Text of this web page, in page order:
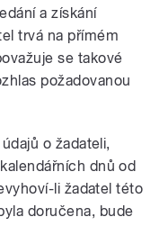
a získání
trvá na přímém
se takové
požadovanou
o žadateli,
dnů od
li žadatel této
doručena, bude